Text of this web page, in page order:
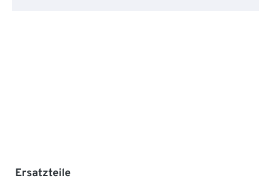
Produktgalerie überspringen
Ersatzteile